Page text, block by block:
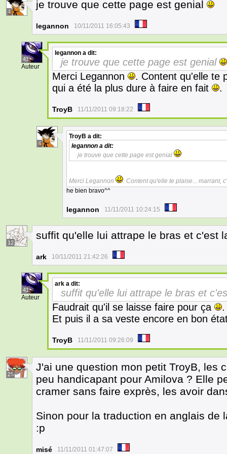
4
je trouve que cette page est genial
legannon 10/11/2011 16:05:43
41
Auteur
legannon a dit:
je trouve que cette page est genial
Merci Legannon
. Content qu'elle te
qui a été la plus dure à faire en fait
.
TroyB 11/11/2011 09:18:22
4
TroyB a dit:
legannon a dit:
je trouve que cette page est genial
Merci Legannon
. Content qu'elle te plaise... marrant,
he bien bravo^^
legannon 11/11/2011 10:24:15
12
suffit qu'elle lui attrape le bras et c'est
ark 10/11/2011 21:42:26
41
Auteur
ark a dit:
suffit qu'elle lui attrape le bras et
Faudrait qu'il se laisse faire pour ça
.
Et puis il a sa veste encore en bon
TroyB 11/11/2011 09:26:09
25
J'ai une question mon petit TroyB, les
peu handicapant pour Amilova ? Elle
cramer sans faire exprès, les avoir
Sinon pour la traduction en anglais de
:p
misé 11/11/2011 01:47:07